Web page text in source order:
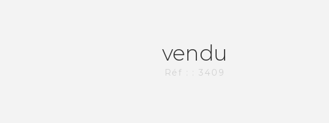
vendu
Réf : : 3409